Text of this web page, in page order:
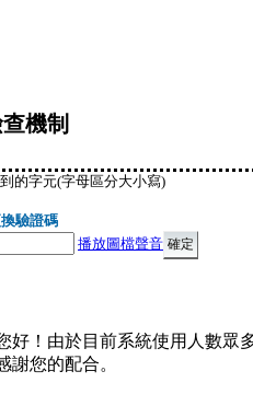
機制
的字元(字母區分大小寫)
驗證碼
播放圖檔聲音
好！由於目前系統使用人數眾
謝您的配合。